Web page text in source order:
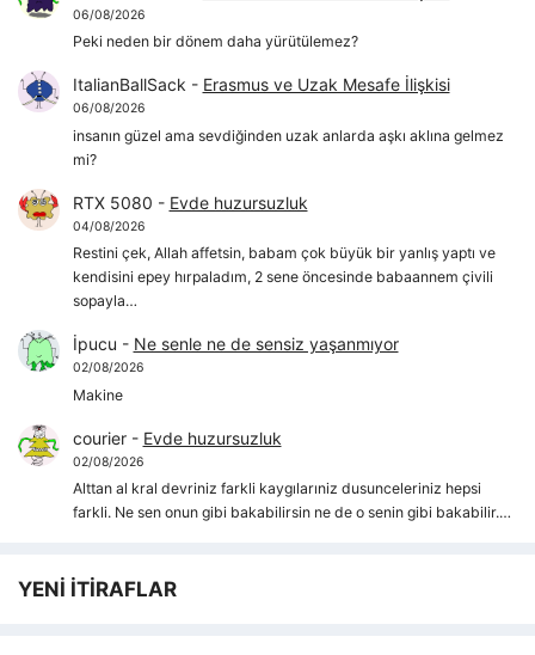
06/08/2026
Peki neden bir dönem daha yürütülemez?
ItalianBallSack - Erasmus ve Uzak Mesafe İlişkisi
06/08/2026
insanın güzel ama sevdiğinden uzak anlarda aşkı aklına gelmez
mi?
RTX 5080 - Evde huzursuzluk
04/08/2026
Restini çek, Allah affetsin, babam çok büyük bir yanlış yaptı ve
kendisini epey hırpaladım, 2 sene öncesinde babaannem çivili
sopayla…
İpucu - Ne senle ne de sensiz yaşanmıyor
02/08/2026
Makine
courier- Evde huzursuzluk
02/08/2026
Alttan al kral devriniz farkli kaygılarıniz dusunceleriniz hepsi
farkli. Ne sen onun gibi bakabilirsin ne de o senin gibi bakabilir.…
YENİ İTİRAFLAR